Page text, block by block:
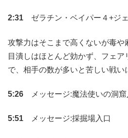
2:31 ゼラチン・ベイパー４+ジ
攻撃力はそこまで高くないが毒や
目潰しはほとんど効かず、フェ
で、相手の数が多いと苦しい戦い
5:26 メッセージ:魔法使いの洞窟
5:51 メッセージ:採掘場入口